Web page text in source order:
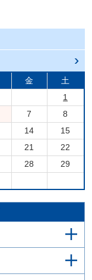
次の
進む
金
土
1
7
8
14
15
21
22
28
29